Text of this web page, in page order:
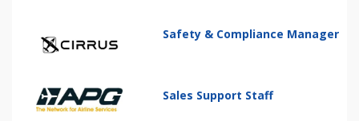
Safety & Compliance Manager
Sales Support Staff